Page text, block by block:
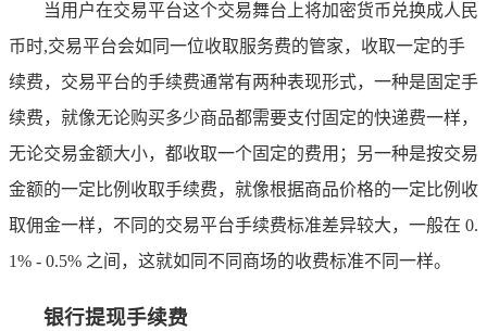
当用户在交易平台这个交易舞台上将加密货币兑换成人民
币时,交易平台会如同一位收取服务费的管家，收取一定的手
续费，交易平台的手续费通常有两种表现形式，一种是固定手
续费，就像无论购买多少商品都需要支付固定的快递费一样，
无论交易金额大小，都收取一个固定的费用；另一种是按交易
金额的一定比例收取手续费，就像根据商品价格的一定比例收
取佣金一样，不同的交易平台手续费标准差异较大，一般在 0.
1% - 0.5% 之间，这就如同不同商场的收费标准不同一样。
银行提现手续费